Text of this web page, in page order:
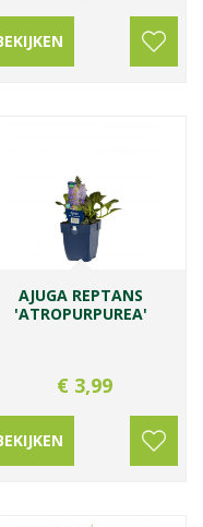
AJUGA REPTANS
'ATROPURPUREA'
€ 3,99